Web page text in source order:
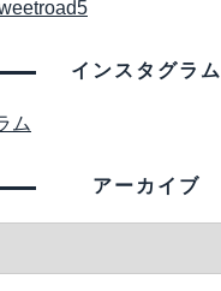
インスタグラム
ム
アーカイブ